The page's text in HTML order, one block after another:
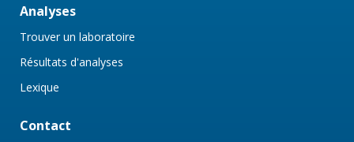
Analyses
Trouver un laboratoire
Résultats d'analyses
Lexique
Contact